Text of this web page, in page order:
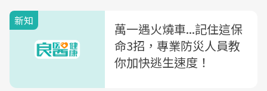
新知
萬一遇火燒車...記住這保
命3招，專業防災人員教
你加快逃生速度！